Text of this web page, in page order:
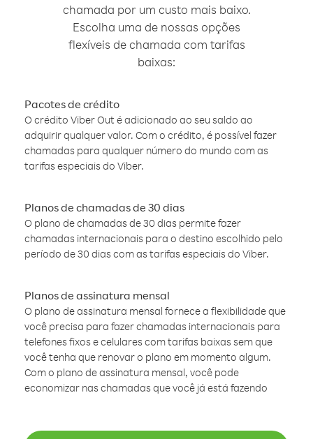
chamada por um custo mais baixo.
Escolha uma de nossas opções
flexíveis de chamada com tarifas
baixas:
Pacotes de crédito
O crédito Viber Out é adicionado ao seu saldo ao
adquirir qualquer valor. Com o crédito, é possível fazer
chamadas para qualquer número do mundo com as
tarifas especiais do Viber.
Planos de chamadas de 30 dias
O plano de chamadas de 30 dias permite fazer
chamadas internacionais para o destino escolhido pelo
período de 30 dias com as tarifas especiais do Viber.
Planos de assinatura mensal
O plano de assinatura mensal fornece a flexibilidade que
você precisa para fazer chamadas internacionais para
telefones fixos e celulares com tarifas baixas sem que
você tenha que renovar o plano em momento algum.
Com o plano de assinatura mensal, você pode
economizar nas chamadas que você já está fazendo